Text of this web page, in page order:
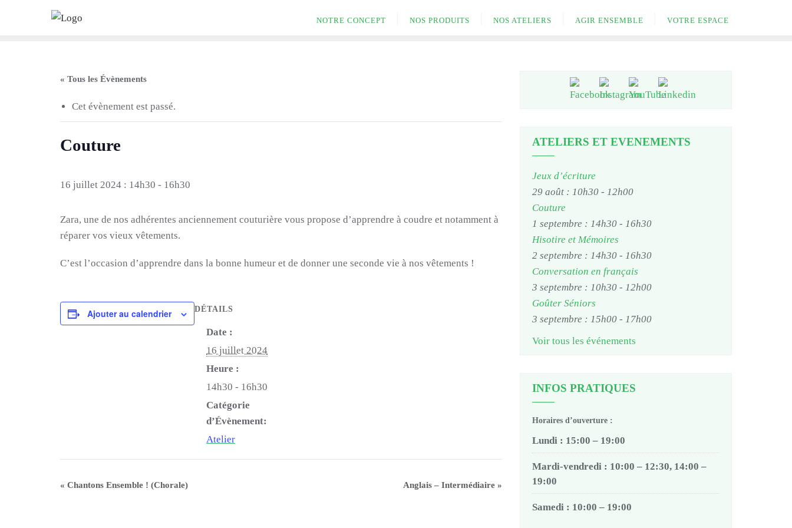
NOTRE CONCEPT NOS PRODUITS NOS ATELIERS AGIR ENSEMBLE VOTRE ESPACE
« Tous les Évènements
Cet évènement est passé.
Couture
16 juillet 2024 : 14h30 - 16h30
Zara, une de nos adhérentes anciennement couturière vous propose d’apprendre à coudre et notamment à
réparer vos vieux vêtements.
C’est l’occasion d’apprendre dans la bonne humeur et de donner une seconde vie à nos vêtements !
Ajouter au calendrier DÉTAILS
Date :
16 juillet 2024
Heure :
14h30 - 16h30
Catégorie
d’Évènement:
Atelier
« Chantons Ensemble ! (Chorale) Anglais – Intermédiaire »
ATELIERS ET EVENEMENTS
Jeux d’écriture
29 août : 10h30 - 12h00
Couture
1 septembre : 14h30 - 16h30
Hisotire et Mémoires
2 septembre : 14h30 - 16h30
Conversation en français
3 septembre : 10h30 - 12h00
Goûter Séniors
3 septembre : 15h00 - 17h00
Voir tous les événements
INFOS PRATIQUES
Horaires d’ouverture :
Lundi : 15:00 – 19:00
Mardi-vendredi : 10:00 – 12:30, 14:00 –
19:00
Samedi : 10:00 – 19:00